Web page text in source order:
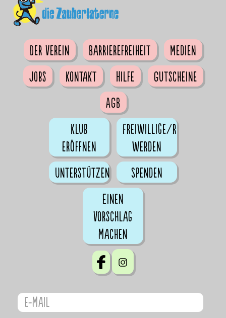
Der Verein Barrierefreiheit
Medien
Jobs
Kontakt Hilfe
Gutscheine
AGB
Klub
eröffnen
Freiwillige/r
werden
Unterstützen
Spenden
Einen
Vorschlag
machen